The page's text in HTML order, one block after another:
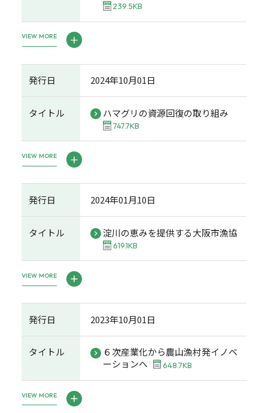
239.5KB
VIEW MORE
発行日 2024年10月01日
タイトル ハマグリの資源回復の取り組み
747.7KB
VIEW MORE
発行日 2024年01月10日
タイトル 淀川の恵みを提供する大阪市漁協
619.1KB
VIEW MORE
発行日 2023年10月01日
タイトル
６次産業化から農山漁村発イノベ
ーションへ
648.7KB
VIEW MORE